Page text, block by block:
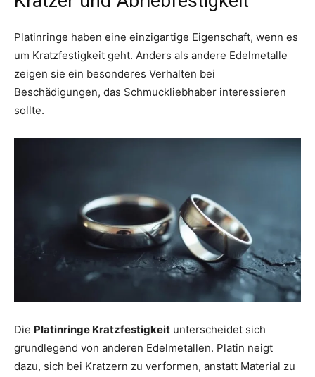
Platinringe haben eine einzigartige Eigenschaft, wenn es
um Kratzfestigkeit geht. Anders als andere Edelmetalle
zeigen sie ein besonderes Verhalten bei
Beschädigungen, das Schmuckliebhaber interessieren
sollte.
Die Platinringe Kratzfestigkeit unterscheidet sich
grundlegend von anderen Edelmetallen. Platin neigt
dazu, sich bei Kratzern zu verformen, anstatt Material zu